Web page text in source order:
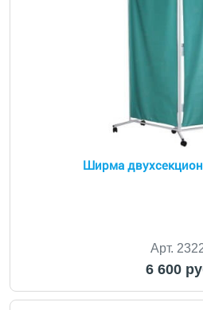
Ширма
Арт.
6 600